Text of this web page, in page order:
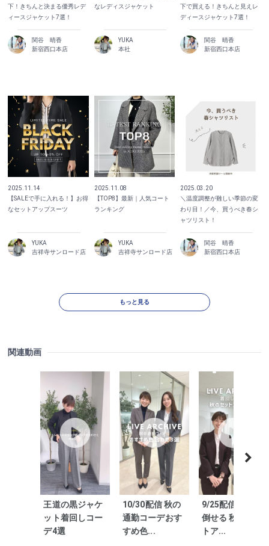
下！きちんと決まる優秀レデ
ィースジャケット7選！
関谷 晴香
新宿西口本店
なレディスジャケット
YUKA
本社
下で買える！きちんと見えレ
ディースジャケット7選！
関谷 晴香
新宿西口本店
2025.11.14
【SALEで手に入れる！】お得
なセットアップスーツ
YUKA
吉祥寺サンロード店
2025.11.08
【TOP8】最新｜人気コート
ランキング
YUKA
吉祥寺サンロード店
2025.03.20
＼温度調整が難しい季節の変
わり目！／今、買うべき春シ
ャツリスト！
関谷 晴香
新宿西口本店
もっと見る
関連動画
王道の黒ジャケ
ット着回しコー
デ4選
10/30配信 秋の
通勤コーデおす
すめ色...
9/25配信 着回し
倒せる 秋のセッ
トア...